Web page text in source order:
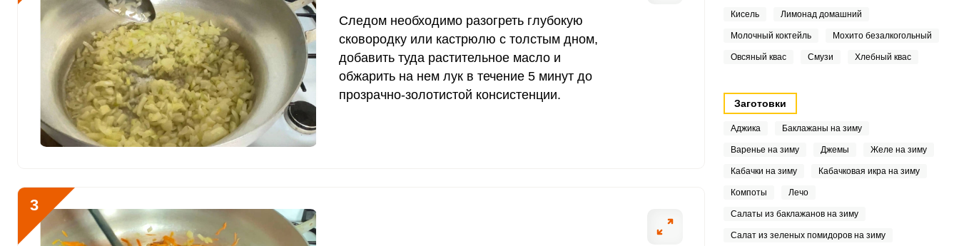
Кремний 580 мг
Магний 1231.3 мг 400 мг 4.4
Натрий 23890.2 мг 1300 мг
Сера 2178.8 мг 500 мг 6.2
Фосфор 2554.7 мг
Алюминий
Железо 50.5 мг
Следом необходимо разогреть глубокую
сковородку или кастрюлю с толстым дном,
добавить туда растительное масло и
обжарить на нем лук в течение 5 минут до
прозрачно-золотистой консистенции.
3
Кисель Лимонад домашний
Молочный коктейль Мохито безалкогольный
Овсяный квас Смузи Хлебный квас
Заготовки
Аджика Баклажаны на зиму
Варенье на зиму Джемы Желе на зиму
Кабачки на зиму Кабачковая икра на зиму
Компоты Лечо
Салаты из баклажанов на зиму
Салат из зеленых помидоров на зиму